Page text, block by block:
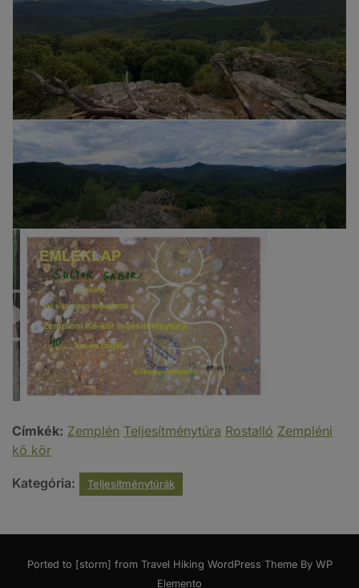
Címkék: Zemplén Teljesítménytúra Rostalló Zempléni
kő kör
Kategória: Teljesítménytúrák
Ported to [storm] from Travel Hiking WordPress Theme By WP
Elemento